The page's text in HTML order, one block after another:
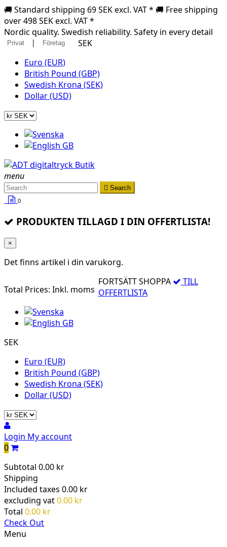
🚚 Standard shipping 69 SEK excl. VAT * 🚚 Free shipping
over 498 SEK excl. VAT *
Nordic quality. Swedish reliability. Safety in every detail
Privat | Företag
SEK
Euro (EUR)
British Pound (GBP)
Swedish Krona (SEK)
Dollar (USD)
menu
 Search
0
PRODUKTEN TILLAGD I DIN OFFERTLISTA!
×
Det finns artikel i din varukorg.
Total Prices: Inkl. moms
FORTSÄTT SHOPPA
TILL
OFFERTLISTA
SEK
Euro (EUR)
British Pound (GBP)
Swedish Krona (SEK)
Dollar (USD)
Login My account
0
Subtotal 0.00 kr
Shipping
Included taxes 0.00 kr
excluding vat0.00 kr
Total 0.00 kr
Check Out
Menu